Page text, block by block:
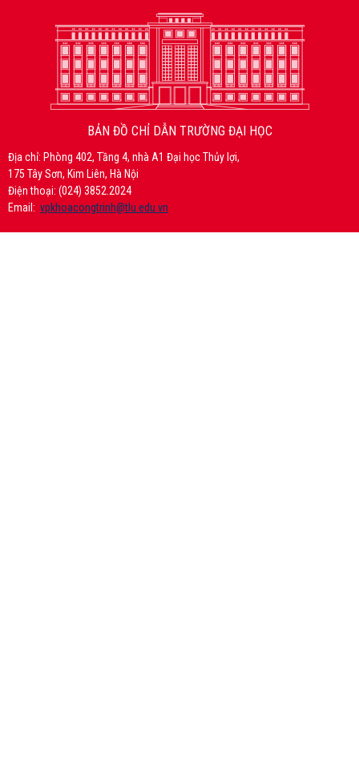
BẢN ĐỒ CHỈ DẪN TRƯỜNG ĐẠI HỌC
Địa chỉ: Phòng 402, Tầng 4, nhà A1 Đại học Thủy lợi,
175 Tây Sơn, Kim Liên, Hà Nội
Điện thoại: (024) 3852.2024
Email: vpkhoacongtrinh@tlu.edu.vn